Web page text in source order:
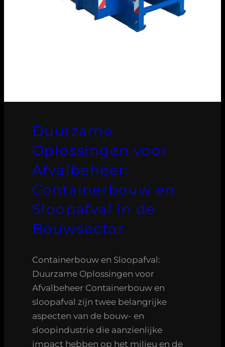
Duurzame
Oplossingen voor
Afvalbeheer:
Containerbouw en
Sloopafval in de
Bouwsector
Containerbouw en Sloopafval:
Duurzame Oplossingen voor
Afvalbeheer Containerbouw en
sloopafval zijn twee belangrijke
aspecten van de bouw- en
sloopindustrie die aanzienlijke
impact hebben op het milieu en de